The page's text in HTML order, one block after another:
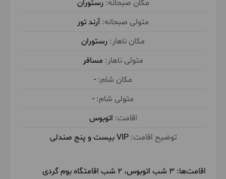
اقامتگاه بوم گردی توسط آرند تور
اقامت در
5
پس از صرف صبحانه مسیرمان را تا رسیدن به تهران
ادامه می‌دهیم. خاطرات به یادماندنی سواحل گرم خلیج
رستوران
آرند تور
رستوران
مسافر
-
-
اتوبوس
VIP بیست و پنج صندلی
اقامت‌ها: 3 شب اتوبوس
2 شب اقامتگاه بوم گردی